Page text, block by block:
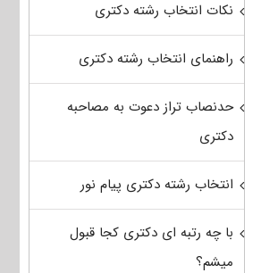
نکات انتخاب رشته دکتری
راهنمای انتخاب رشته دکتری
حدنصاب تراز دعوت به مصاحبه
دکتری
انتخاب رشته دکتری پیام نور
با چه رتبه ای دکتری کجا قبول
میشم؟